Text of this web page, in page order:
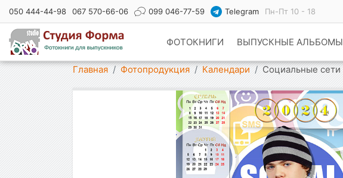
050 444-44-98 067 570-66-06 099 046-77-59 Telegram Пн-Пт 10 - 18
Показать меню ФОТОКНИГИ ВЫПУСКНЫЕ АЛЬБОМЫ
Главная Фотопродукция Календари Социальные сети